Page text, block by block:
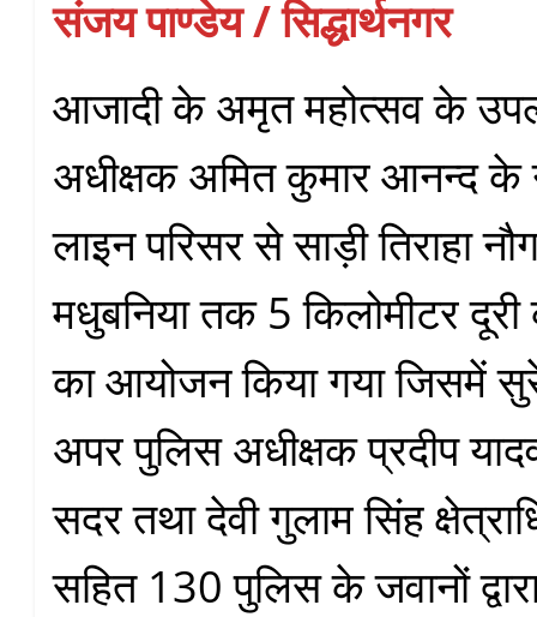
संजय पाण्डेय / सिद्धार्थनगर
आजादी के अमृत महोत्सव के
अधीक्षक अमित कुमार आनन्द के
लाइन परिसर से साड़ी तिराहा
मधुबनिया तक 5 किलोमीटर दूरी
का आयोजन किया गया जिसमें
अपर पुलिस अधीक्षक प्रदीप यादव
सदर तथा देवी गुलाम सिंह
सहित 130 पुलिस के जवानों